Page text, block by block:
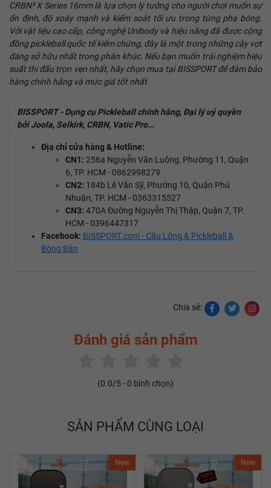
CRBN³ X Series 16mm là lựa chọn lý tưởng cho người chơi muốn sự
ổn định, độ xoáy mạnh và kiểm soát tối ưu trong từng pha bóng.
Với vật liệu cao cấp, công nghệ Unibody và hiệu năng đã được cộng
đồng pickleball quốc tế kiểm chứng, đây là một trong những cây vợt
đáng sở hữu nhất trong phân khúc. Nếu bạn muốn trải nghiệm hiệu
suất thi đấu trọn vẹn nhất, hãy chọn mua tại BISSPORT để đảm bảo
hàng chính hãng và mức giá tốt nhất.
BISSPORT - Dụng cụ Pickleball chính hãng, Đại lý uỷ quyền
bởi Joola, Selkirk, CRBN, Vatic Pro…
Địa chỉ cửa hàng & Hotline:
CN1: 256a Nguyễn Văn Luông, Phường 11, Quận
6, TP. HCM - 0862998279
CN2: 184b Lê Văn Sỹ, Phường 10, Quận Phú
Nhuận, TP. HCM - 0363315527
CN3: 470A Đường Nguyễn Thị Thập, Quận 7, TP.
HCM - 0396447317
Facebook: BISSPORT.com - Cầu Lông & Pickleball &
Bóng Bàn
Chia sẻ:
Đánh giá sản phẩm
(0.0/5 - 0 bình chọn)
SẢN PHẨM CÙNG LOẠI
New New